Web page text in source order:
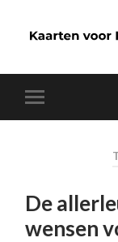
De
wensen